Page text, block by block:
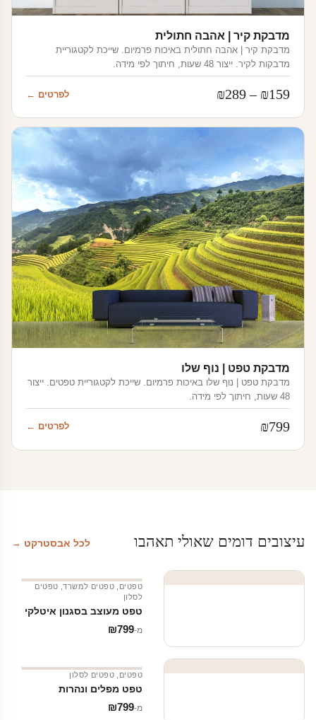
מדבקת קיר | אהבה חתולית
מדבקת קיר | אהבה חתולית באיכות פרמיום. שייכת לקטגוריית
מדבקות לקיר. ייצור 48 שעות, חיתוך לפי מידה.
₪159
–
₪289
מחירים:
לפרטים ←
מדבקת טפט | נוף שלו
מדבקת טפט | נוף שלו באיכות פרמיום. שייכת לקטגוריית טפטים. ייצור
48 שעות, חיתוך לפי מידה.
₪799 לפרטים ←
עיצובים דומים שאולי תאהבו לכל אבסטרקט →
טפטים טפטים למשרד, טפטים
לסלון
טפט מעוצב בסגנון איטלקי
מ‑ ₪799
טפטים טפטים לסלון
טפט מפלים ונהרות
מ‑ ₪799